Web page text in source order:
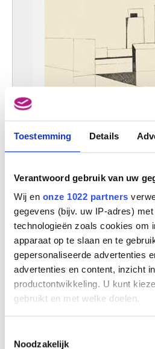
Toestemming Details
Verantwoord gebruik van uw
Wij en onze 1022 partners
gegevens (bijv. uw IP-adres)
technologieën zoals cookies om
apparaat op te slaan en te
gepersonaliseerde advertenties
advertenties en content, inzicht
productontwikkeling. U kunt
gebruikt en met welke doelen.
Informatie verzamelen
Noodzakelijk
Calle Sardana I
Gaston Bertrand